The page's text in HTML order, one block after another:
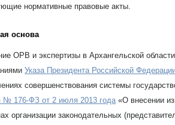
нормативные правовые акты.
основа
ОРВ и экспертизы в Архангельской
Указа Президента Российской
совершенствования системы
№ 176-ФЗ от 2 июля 2013 года«О внесении
организации законодательных